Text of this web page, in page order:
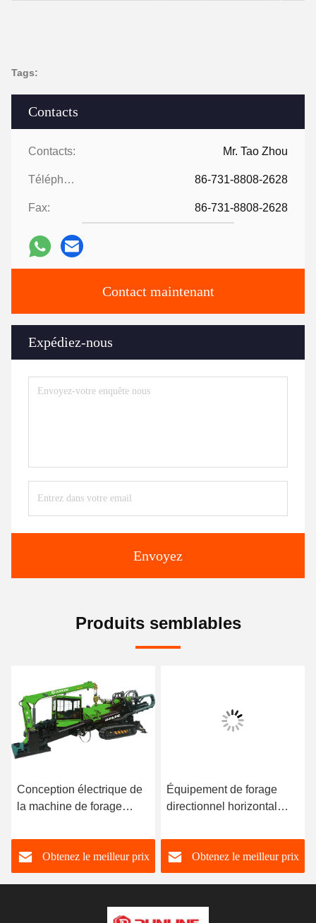
Contacts
Contacts: Mr. Tao Zhou
Téléphone: 86-731-8808-2628
Fax: 86-731-8808-2628
Contact maintenant
Expédiez-nous
Envoyez
Tags:
Produits semblables
Conception électrique de
la machine de forage
21T HDD
Obtenez le meilleur prix
Équipement de forage
directionnel horizontal
commande hydraulique
Obtenez le meilleur prix